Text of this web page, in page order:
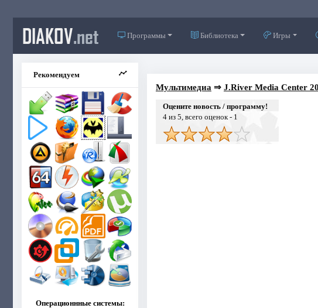
DIAKOV.net Программы Библиотека Игры
Рекомендуем
Операционнные системы:
Мультимедиа ⇒ J.River Media Center
Оцените новость / программу!
4из 5, всего оценок - 1